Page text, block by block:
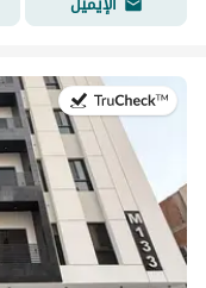
في:22 يوليو 2026